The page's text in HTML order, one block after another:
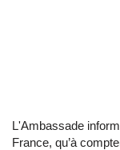
L'Ambassade
France, qu’à